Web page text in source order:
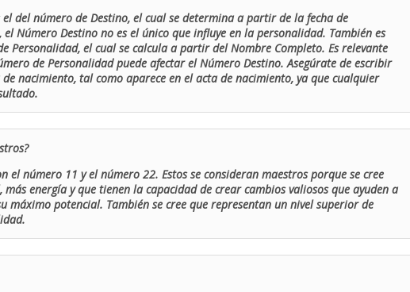
del número de Destino, el cual se determina a partir de la fecha de
Número Destino no es el único que influye en la personalidad. También es
Personalidad, el cual se calcula a partir del Nombre Completo. Es relevante
de Personalidad puede afectar el Número Destino. Asegúrate de escribir
nacimiento, tal como aparece en el acta de nacimiento, ya que cualquier
el número 11 y el número 22. Estos se consideran maestros porque se cree
energía y que tienen la capacidad de crear cambios valiosos que ayuden a
máximo potencial. También se cree que representan un nivel superior de